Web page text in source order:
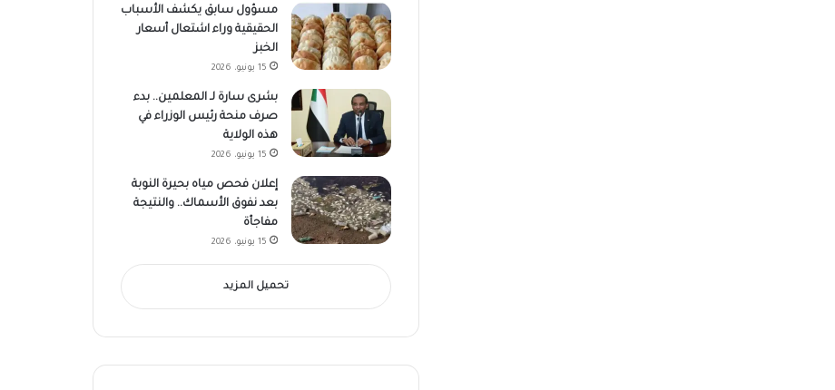
مسؤول سابق يكشف الأسباب
الحقيقية وراء اشتعال أسعار
الخبز
15 يونيو، 2026
بشرى سارة لـ المعلمين.. بدء
صرف منحة رئيس الوزراء في
هذه الولاية
15 يونيو، 2026
إعلان فحص مياه بحيرة النوبة
بعد نفوق الأسماك.. والنتيجة
مفاجأة
15 يونيو، 2026
تحميل المزيد